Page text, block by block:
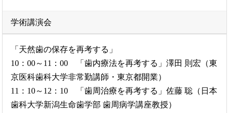
学術講演会
「天然歯の保存を再考する」
10：00～11：00 「歯内療法を再考する」澤田 則宏（東
京医科歯科大学非常勤講師・東京都開業）
11：10～12：10 「歯周治療を再考する」佐藤 聡（日本
歯科大学新潟生命歯学部 歯周病学講座教授）